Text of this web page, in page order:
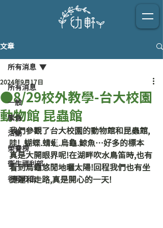
文章
所有消息
一般
緊急
活動
榮譽榜
衛生福利部
行政公告
所有消息
●8/29校外教學-台大校園
動物館 昆蟲館
2024年9月17日
我們參觀了台大校園的動物館和昆蟲館,
哇!  蝴蝶.蜻蜓.烏龜.鯨魚…好多的標本
真是大開眼界呢!在湖畔吹水鳥笛時,也有
看到烏龜悠閒地曬太陽!回程我們也有坐
捷運和走路,真是開心的一天!